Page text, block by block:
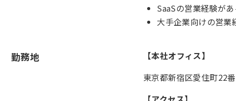
SaaSの営業経験が
大手企業向けの営業
勤務地 【本社オフィス】
東京都新宿区愛住町22